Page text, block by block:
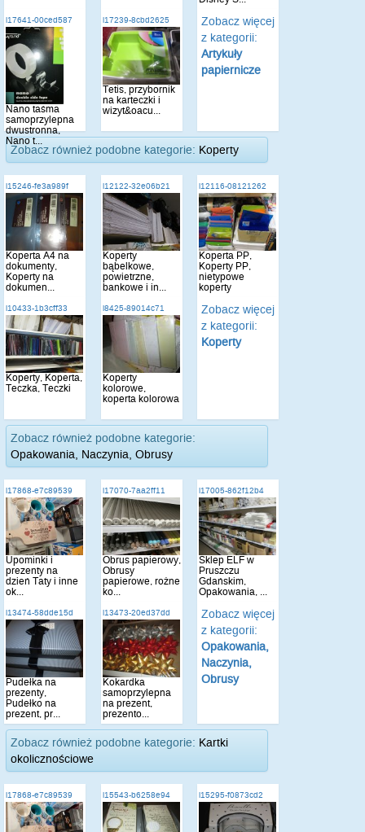
i17641-00ced587
Nano taśma
samoprzylepna
dwustronna,
Nano t...
i17239-8cbd2625
Tetis, przybornik
na karteczki i
wizyt&oacu...
Zobacz więcej
z kategorii:
Artykuły
papiernicze
Zobacz również podobne kategorie: Koperty
i15246-fe3a989f
Koperta A4 na
dokumenty,
Koperty na
dokumen...
i12122-32e06b21
Koperty
bąbelkowe,
powietrzne,
bankowe i in...
i12116-08121262
Koperta PP,
Koperty PP,
nietypowe
koperty
i10433-1b3cff33
Koperty, Koperta,
Teczka, Teczki
i8425-89014c71
Koperty
kolorowe,
koperta kolorowa
Zobacz więcej
z kategorii:
Koperty
Zobacz również podobne kategorie:
Opakowania, Naczynia, Obrusy
i17868-e7c89539
Upominki i
prezenty na
dzień Taty i inne
ok...
i17070-7aa2ff11
Obrus papierowy,
Obrusy
papierowe, rożne
ko...
i17005-862f12b4
Sklep ELF w
Pruszczu
Gdańskim,
Opakowania, ...
i13474-58dde15d
Pudełka na
prezenty,
Pudełko na
prezent, pr...
i13473-20ed37dd
Kokardka
samoprzylepna
na prezent,
prezento...
Zobacz więcej
z kategorii:
Opakowania,
Naczynia,
Obrusy
Zobacz również podobne kategorie: Kartki
okolicznościowe
i17868-e7c89539 i15543-b6258e94 i15295-f0873cd2